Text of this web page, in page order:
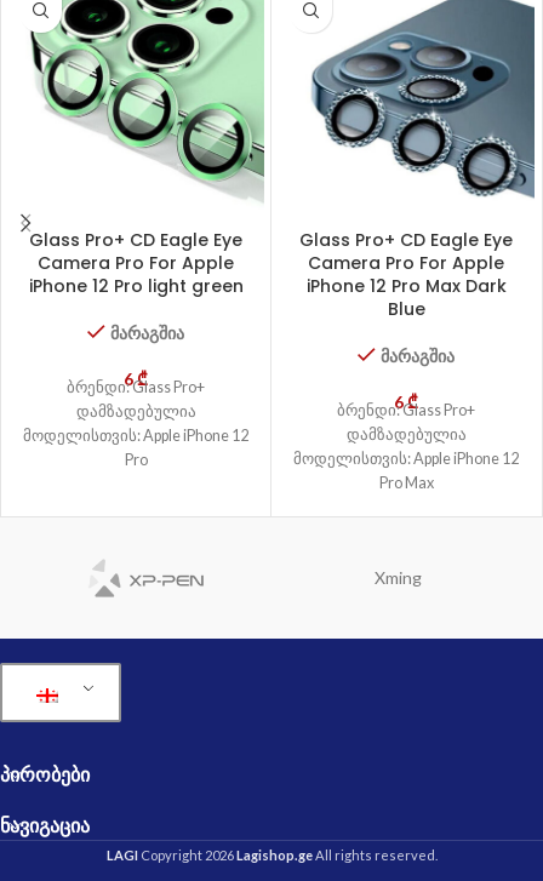
Glass Pro+ CD Eagle Eye
Camera Pro For Apple
iPhone 12 Pro light green
მარაგშია
6₾
ბრენდი: Glass Pro+
დამზადებულია
მოდელისთვის: Apple iPhone 12
Pro
Glass Pro+ CD Eagle Eye
Camera Pro For Apple
iPhone 12 Pro Max Dark
Blue
მარაგშია
6₾
ბრენდი: Glass Pro+
დამზადებულია
მოდელისთვის: Apple iPhone 12
Pro Max
Xming
ᲞᲘᲠᲝᲑᲔᲑᲘ
ᲜᲐᲕᲘᲒᲐᲪᲘᲐ
LAGI Copyright 2026Lagishop.geAll rights reserved.